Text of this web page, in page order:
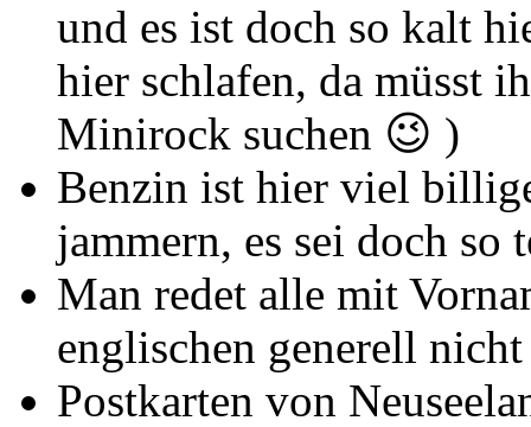
und es ist doch so kalt
hier schlafen, da müsst
Minirock suchen 😉 )
Benzin ist hier viel
jammern, es sei doch so
Man redet alle mit
englischen generell
Postkarten von